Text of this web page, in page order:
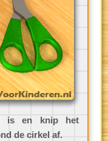
is en knip het
de cirkel af.